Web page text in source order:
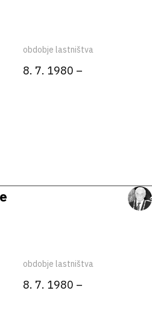
obdobje lastništva
8. 7. 1980 –
obdobje lastništva
8. 7. 1980 –